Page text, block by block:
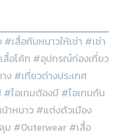
เสื้อกันหนาวให้เช่า #เช่า
สื้อโค้ท #อุปกรณ์ท่องเที่ยว
#เที่ยวต่างประเทศ
ไอเทมต้องมี #ไอเทมกัน
าหนาว #แต่งตัวเมือง
ม #Outerwear #เสื้อ